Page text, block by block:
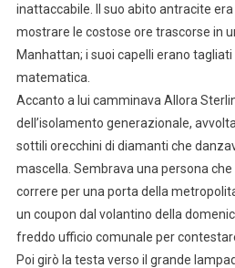
inattaccabile. Il suo abito antracite
mostrare le costose ore trascorse in
Manhattan; i suoi capelli erano
matematica.
Accanto a lui camminava Allora
dell’isolamento generazionale,
sottili orecchini di diamanti che
mascella. Sembrava una persona
correre per una porta della
un coupon dal volantino della
freddo ufficio comunale per
Poi girò la testa verso il grande